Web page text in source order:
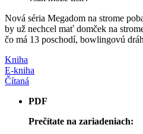
Nová séria Megadom na strome
by už nechcel mať domček na
čo má 13 poschodí, bowlingovú
Kniha
E-kniha
Čítaná
PDF
Prečítate na zariadeniach: